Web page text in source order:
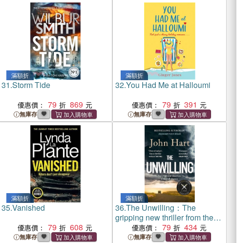
滿額折
31.Storm Tide
優惠價： 79 869
無庫存
滿額折
32.You Had Me at Halloumi
優惠價： 79 391
無庫存
滿額折
35.Vanished
優惠價： 79 608
無庫存
滿額折
36.The Unwilling：The
gripping new thriller from the
author of the Richard & Judy
Book Club pick
優惠價： 79 434
無庫存